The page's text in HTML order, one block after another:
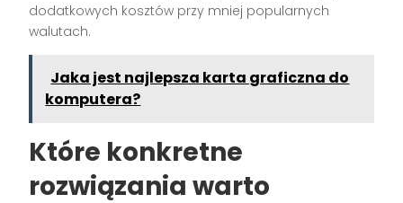
dodatkowych kosztów przy mniej popularnych
walutach.
Jaka jest najlepsza karta graficzna do
komputera?
Które konkretne
rozwiązania warto